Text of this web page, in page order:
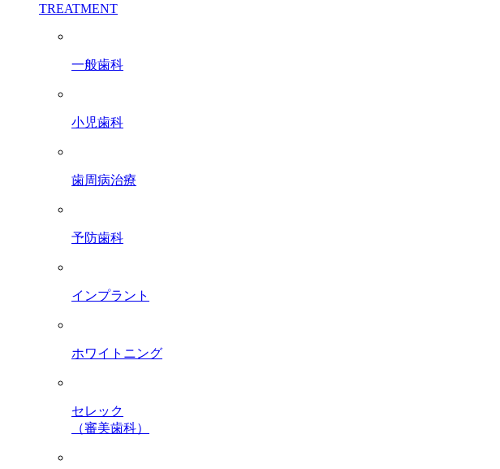
TREATMENT
一般歯科
小児歯科
歯周病治療
予防歯科
インプラント
ホワイトニング
セレック
（審美歯科）